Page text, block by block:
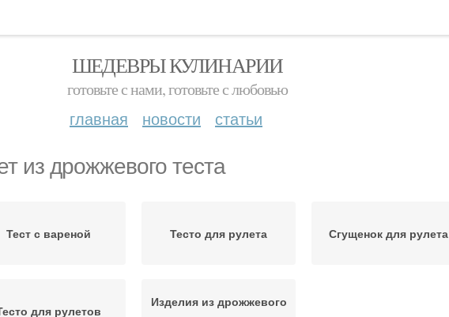
ШЕДЕВРЫ КУЛИНАРИИ
готовьте с нами, готовьте с любовью
главная новости статьи
из дрожжевого теста
Тест с вареной Тесто для рулета Сгущенок для рулета
для рулетов
Изделия из дрожжевого